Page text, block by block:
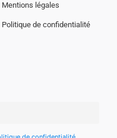
Mentions légales
Politique de confidentialité